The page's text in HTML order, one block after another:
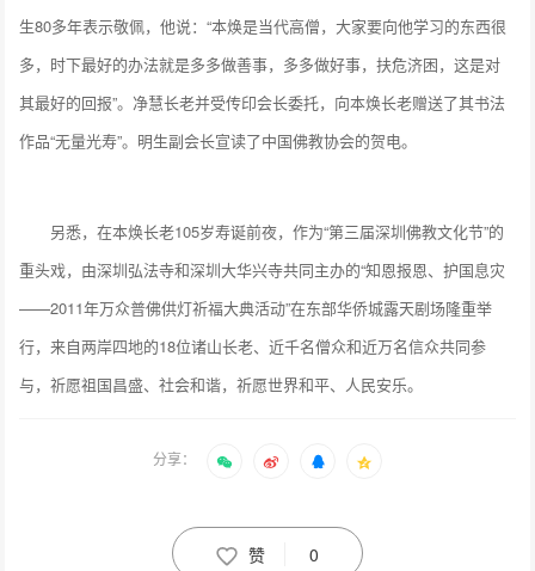
生80多年表示敬佩，他说：“本焕是当代高僧，大家要向他学习的东西很
多，时下最好的办法就是多多做善事，多多做好事，扶危济困，这是对
其最好的回报”。净慧长老并受传印会长委托，向本焕长老赠送了其书法
作品“无量光寿”。明生副会长宣读了中国佛教协会的贺电。
另悉，在本焕长老105岁寿诞前夜，作为“第三届深圳佛教文化节”的
重头戏，由深圳弘法寺和深圳大华兴寺共同主办的“知恩报恩、护国息灾
——2011年万众普佛供灯祈福大典活动”在东部华侨城露天剧场隆重举
行，来自两岸四地的18位诸山长老、近千名僧众和近万名信众共同参
与，祈愿祖国昌盛、社会和谐，祈愿世界和平、人民安乐。
分享：
赞 0